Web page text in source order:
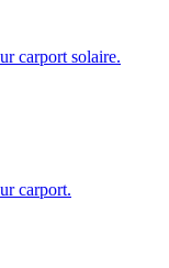
carport solaire.
carport.